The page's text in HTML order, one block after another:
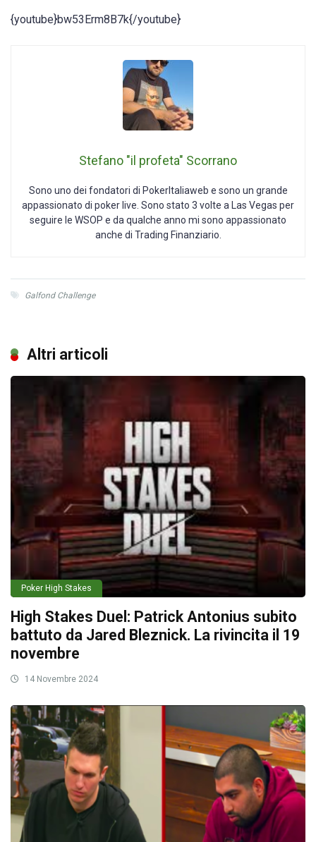
{youtube}bw53Erm8B7k{/youtube}
Stefano "il profeta" Scorrano
Sono uno dei fondatori di PokerItaliaweb e sono un grande
appassionato di poker live. Sono stato 3 volte a Las Vegas per
seguire le WSOP e da qualche anno mi sono appassionato
anche di Trading Finanziario.
Galfond Challenge
Altri articoli
Poker High Stakes
High Stakes Duel: Patrick Antonius subito
battuto da Jared Bleznick. La rivincita il 19
novembre
14 Novembre 2024